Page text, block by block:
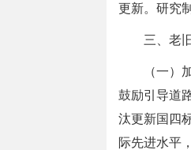
更新。研究
三、老
（一）
鼓励引导道
汰更新国四
际先进水平